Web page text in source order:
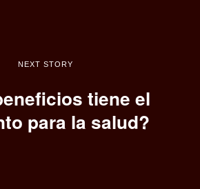
NEXT STORY
tiene el
para la salud?